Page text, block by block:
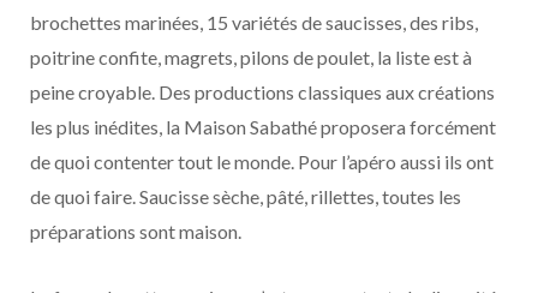
brochettes marinées, 15 variétés de saucisses, des ribs,
poitrine confite, magrets, pilons de poulet, la liste est à
peine croyable. Des productions classiques aux créations
les plus inédites, la Maison Sabathé proposera forcément
de quoi contenter tout le monde. Pour l’apéro aussi ils ont
de quoi faire. Saucisse sèche, pâté, rillettes, toutes les
préparations sont maison.